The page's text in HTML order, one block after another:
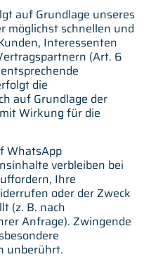
auf Grundlage unseres
möglichst schnellen und
Interessenten
(Art. 6
die
auf Grundlage der
Wirkung für die
WhatsApp
verbleiben bei
Ihre
oder der Zweck
(z. B. nach
Anfrage). Zwingende
unberührt.